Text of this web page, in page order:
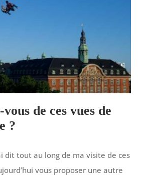
de ces vues de
?
dit tout au long de ma visite de ces
vous proposer une autre